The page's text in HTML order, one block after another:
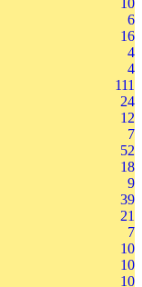
10
6
16
4
4
111
24
12
7
52
18
9
39
21
7
10
10
10